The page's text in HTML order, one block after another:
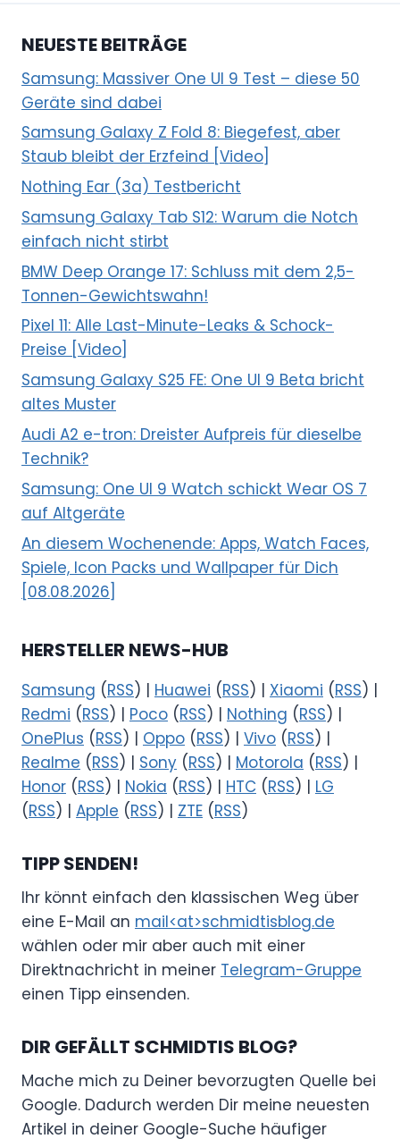
NEUESTE BEITRÄGE
Samsung: Massiver One UI 9 Test – diese 50
Geräte sind dabei
Samsung Galaxy Z Fold 8: Biegefest, aber
Staub bleibt der Erzfeind [Video]
Nothing Ear (3a) Testbericht
Samsung Galaxy Tab S12: Warum die Notch
einfach nicht stirbt
BMW Deep Orange 17: Schluss mit dem 2,5-
Tonnen-Gewichtswahn!
Pixel 11: Alle Last-Minute-Leaks & Schock-
Preise [Video]
Samsung Galaxy S25 FE: One UI 9 Beta bricht
altes Muster
Audi A2 e-tron: Dreister Aufpreis für dieselbe
Technik?
Samsung: One UI 9 Watch schickt Wear OS 7
auf Altgeräte
An diesem Wochenende: Apps, Watch Faces,
Spiele, Icon Packs und Wallpaper für Dich
[08.08.2026]
HERSTELLER NEWS-HUB
Samsung (RSS) | Huawei (RSS) | Xiaomi (RSS) |
Redmi (RSS) | Poco (RSS) | Nothing (RSS) |
OnePlus (RSS) | Oppo (RSS) | Vivo (RSS) |
Realme (RSS) | Sony (RSS) | Motorola (RSS) |
Honor (RSS) | Nokia (RSS) | HTC (RSS) | LG
(RSS) | Apple (RSS) | ZTE (RSS)
TIPP SENDEN!
Ihr könnt einfach den klassischen Weg über
eine E-Mail an mail<at>schmidtisblog.de
wählen oder mir aber auch mit einer
Direktnachricht in meiner Telegram-Gruppe
einen Tipp einsenden.
DIR GEFÄLLT SCHMIDTIS BLOG?
Mache mich zu Deiner bevorzugten Quelle bei
Google. Dadurch werden Dir meine neuesten
Artikel in deiner Google-Suche häufiger